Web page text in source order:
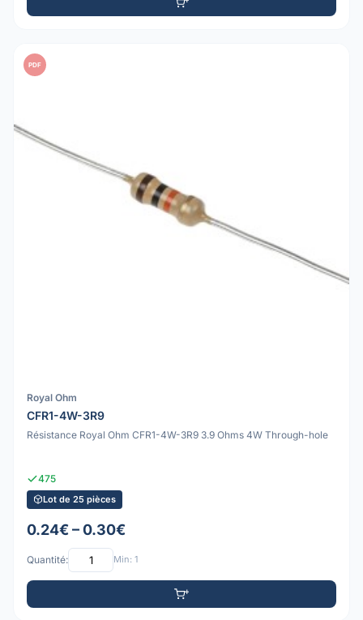
PDF
Royal Ohm
CFR1-4W-3R9
Résistance Royal Ohm CFR1-4W-3R9 3.9 Ohms 4W Through-hole
475
Lot de 25 pièces
0.24€ – 0.30€
Quantité: Min: 1